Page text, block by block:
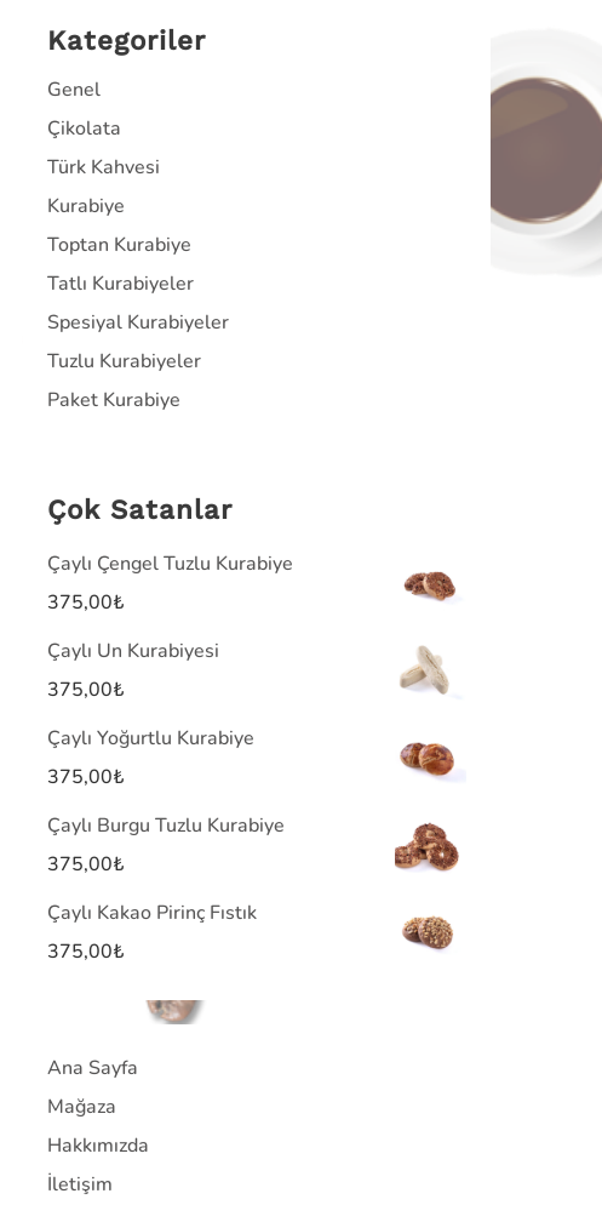
Kategoriler
Genel
Çikolata
Türk Kahvesi
Kurabiye
Toptan Kurabiye
Tatlı Kurabiyeler
Spesiyal Kurabiyeler
Tuzlu Kurabiyeler
Paket Kurabiye
Çok Satanlar
Çaylı Çengel Tuzlu Kurabiye
375,00₺
Çaylı Un Kurabiyesi
375,00₺
Çaylı Yoğurtlu Kurabiye
375,00₺
Çaylı Burgu Tuzlu Kurabiye
375,00₺
Çaylı Kakao Pirinç Fıstık
375,00₺
Ana Sayfa
Mağaza
Hakkımızda
İletişim